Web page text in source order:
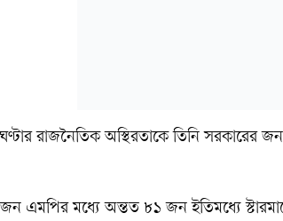
রাজনৈতিক অস্থিরতাকে তিনি সরকারের
জন এমপির মধ্যে অন্তত ৮১ জন ইতিমধ্যে